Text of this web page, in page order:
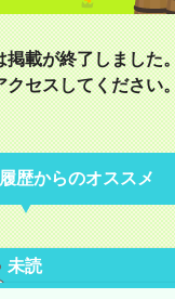
掲載が終了しました
クセスしてください
歴からのオススメ
未読